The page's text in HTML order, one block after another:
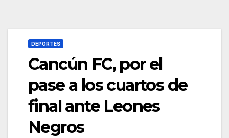
DEPORTES
Cancún FC, por el
pase a los cuartos de
final ante Leones
Negros